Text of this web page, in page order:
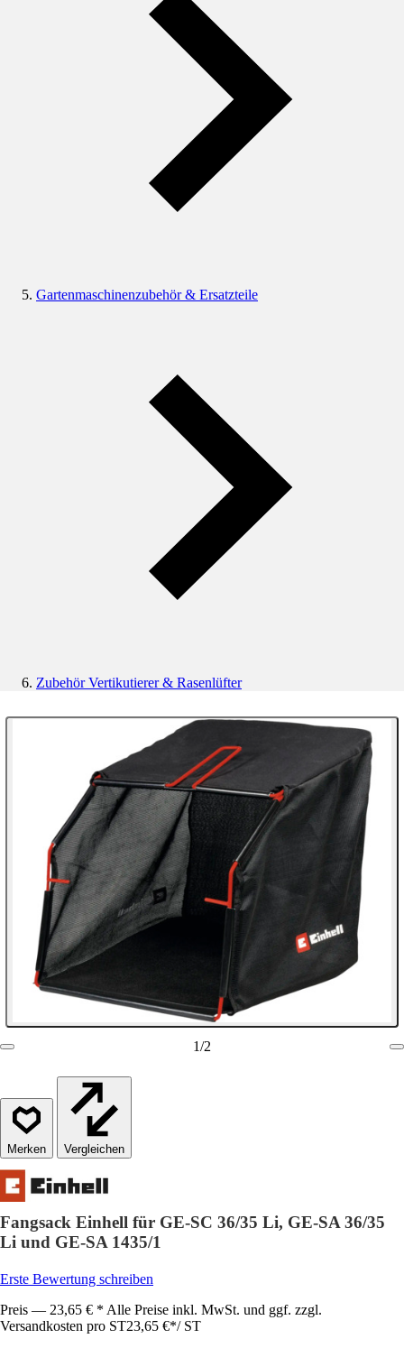
Gartenmaschinenzubehör & Ersatzteile
Zubehör Vertikutierer & Rasenlüfter
1/2
Vergleichen
Fangsack Einhell für GE-SC 36/35 Li, GE-SA 36/35
Li und GE-SA 1435/1
Erste Bewertung schreiben
Preis — 23,65 € * Alle Preise inkl. MwSt. und ggf. zzgl.
Versandkosten pro ST23,65 €*/ ST